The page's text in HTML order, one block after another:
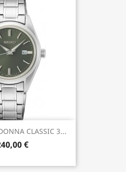
CLASSIC 3...
€